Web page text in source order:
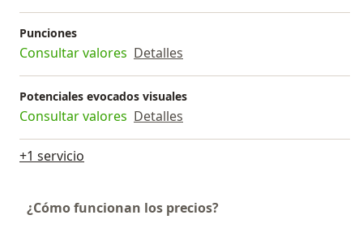
Punciones
Consultar valores Detalles
Potenciales evocados visuales
Consultar valores Detalles
+1 servicio
¿Cómo funcionan los precios?